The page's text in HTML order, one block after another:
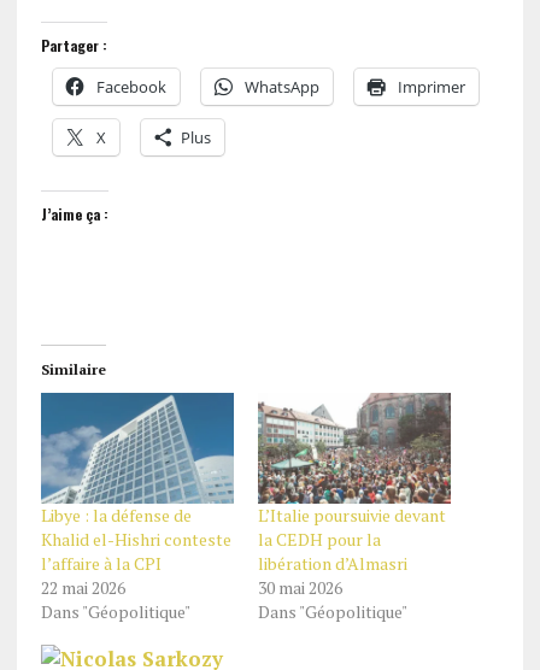
Partager :
Facebook WhatsApp Imprimer
X Plus
J’aime ça :
Similaire
Libye : la défense de
Khalid el-Hishri conteste
l’affaire à la CPI
22 mai 2026
Dans "Géopolitique"
L’Italie poursuivie devant
la CEDH pour la
libération d’Almasri
30 mai 2026
Dans "Géopolitique"